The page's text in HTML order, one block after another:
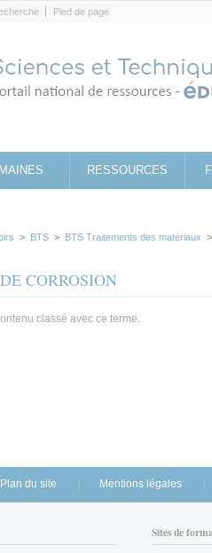
Pied de page
RESSOURCES
> BTS > BTS Traitements des matériaux
CORROSION
classé avec ce terme.
Plan du site Mentions légales
Sites de